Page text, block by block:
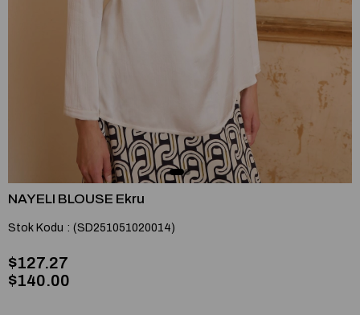
NAYELI BLOUSE Ekru
Stok Kodu (SD251051020014)
$127.27
$140.00